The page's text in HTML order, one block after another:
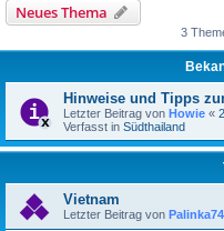
Neues Thema
3
Hinweise und Tipps
Letzter Beitrag von Howie «
Verfasst in Südthailand
Vietnam
Letzter Beitrag von Palinka74